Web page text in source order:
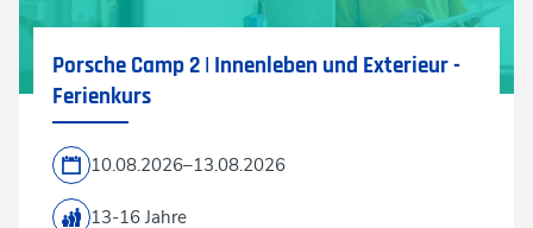
Porsche Camp 2 | Innenleben und Exterieur -
Ferienkurs
10.08.2026–13.08.2026
13-16 Jahre